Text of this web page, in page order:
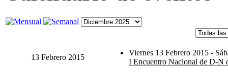
13 Febrero 2015
Viernes 13 Febrero 2015 -
I Encuentro Nacional de D-N